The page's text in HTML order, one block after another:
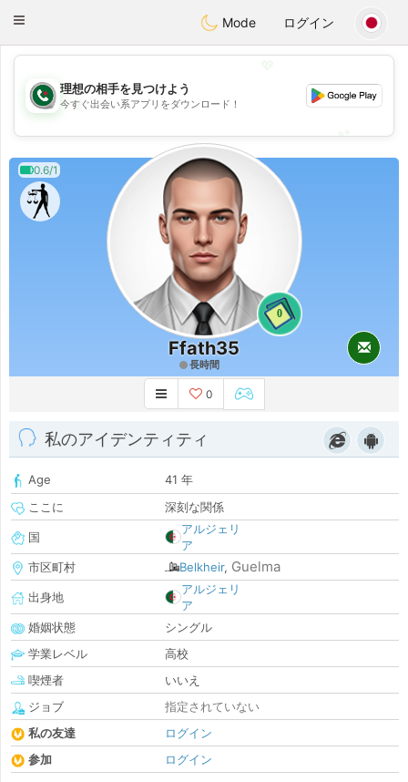
Weshrak
Toggle
Mode ログイン
💖
💕
理想の相手を見つけよう
今すぐ出会い系アプリをダウンロード！
0.6/1
0
Ffath35
長時間
0
私のアイデンティティ
Age
41 年
ここに
深刻な関係
国
アルジェリ
ア
市区町村
Belkheir, Guelma
出身地
アルジェリ
ア
婚姻状態
シングル
学業レベル
高校
喫煙者
いいえ
ジョブ
指定されていない
私の友達
ログイン
参加
ログイン